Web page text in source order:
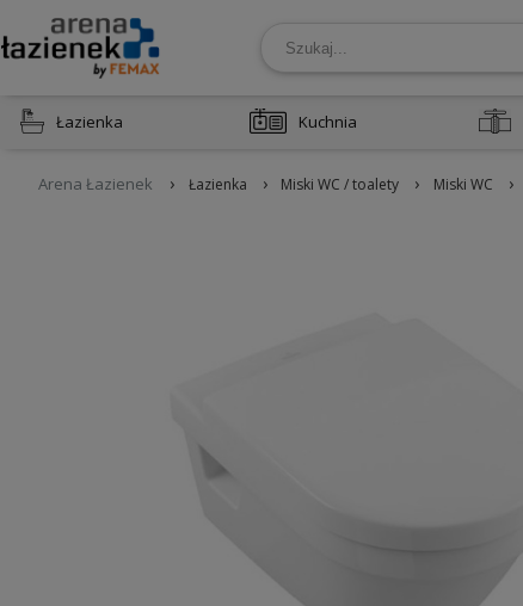
Łazienka Kuchnia
Arena Łazienek › Łazienka › Miski WC / toalety › Miski WC ›